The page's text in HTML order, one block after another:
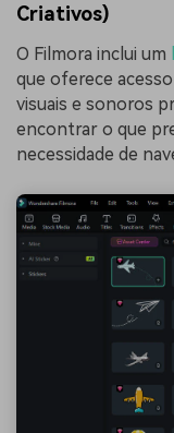
Criativos)
O Filmora inclui um
que oferece
visuais e sonoros
encontrar o que
necessidade de